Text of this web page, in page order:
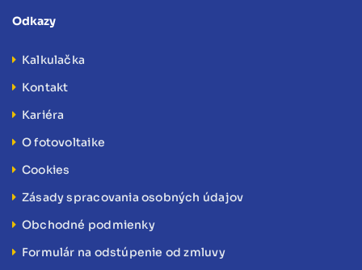
Odkazy
Kalkulačka
Kontakt
Kariéra
O fotovoltaike
Cookies
Zásady spracovania osobných údajov
Obchodné podmienky
Formulár na odstúpenie od zmluvy